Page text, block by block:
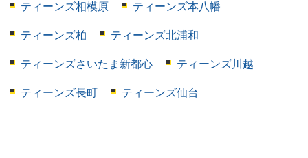
ティーンズ相模原 ティーンズ本八幡
ティーンズ柏 ティーンズ北浦和
ティーンズさいたま新都心 ティーンズ川越
ティーンズ長町 ティーンズ仙台